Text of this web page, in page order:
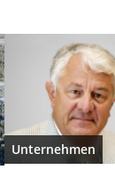
Unternehmen